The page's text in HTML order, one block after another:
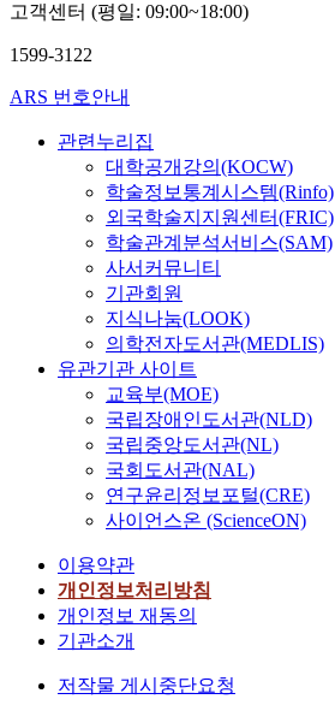
고객센터 (평일: 09:00~18:00)
1599-3122
ARS 번호안내
관련누리집
대학공개강의(KOCW)
학술정보통계시스템(Rinfo)
외국학술지지원센터(FRIC)
학술관계분석서비스(SAM)
사서커뮤니티
기관회원
지식나눔(LOOK)
의학전자도서관(MEDLIS)
유관기관 사이트
교육부(MOE)
국립장애인도서관(NLD)
국립중앙도서관(NL)
국회도서관(NAL)
연구윤리정보포털(CRE)
사이언스온 (ScienceON)
이용약관
개인정보처리방침
개인정보 재동의
기관소개
저작물 게시중단요청